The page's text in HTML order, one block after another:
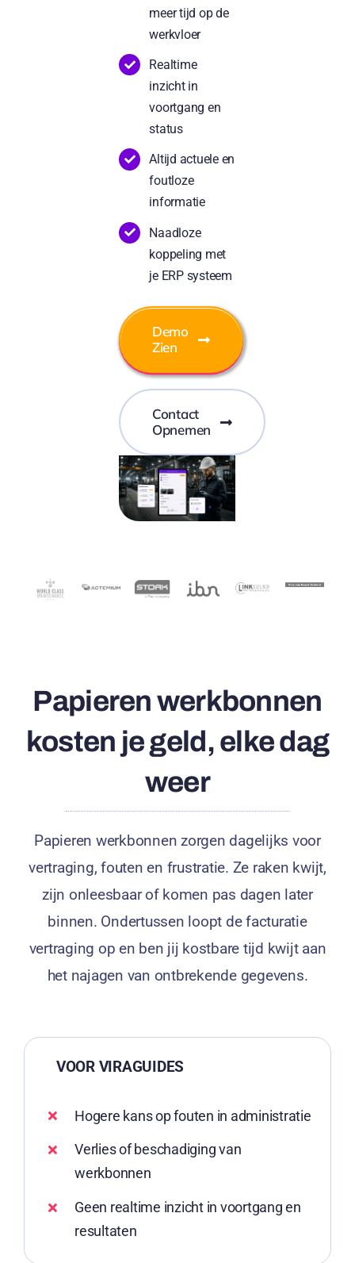
meer tijd op de
werkvloer
Realtime
inzicht in
voortgang en
status
Altijd actuele en
foutloze
informatie
Naadloze
koppeling met
je ERP systeem
Demo
Zien
Contact
Opnemen
Papieren werkbonnen
kosten je geld, elke dag
weer
Papieren werkbonnen zorgen dagelijks voor
vertraging, fouten en frustratie. Ze raken kwijt,
zijn onleesbaar of komen pas dagen later
binnen. Ondertussen loopt de facturatie
vertraging op en ben jij kostbare tijd kwijt aan
het najagen van ontbrekende gegevens.
VOOR VIRAGUIDES
Hogere kans op fouten in administratie
Verlies of beschadiging van
werkbonnen
Geen realtime inzicht in voortgang en
resultaten